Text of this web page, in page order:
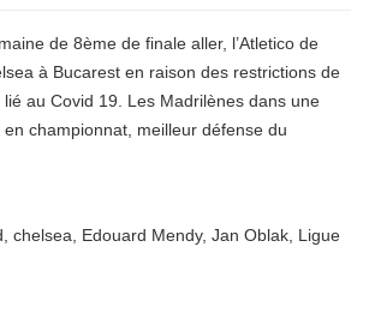
de 8ème de finale aller, l’Atletico de
à Bucarest en raison des restrictions de
au Covid 19. Les Madrilènes dans une
championnat, meilleur défense du
chelsea Edouard Mendy, Jan Oblak Ligue